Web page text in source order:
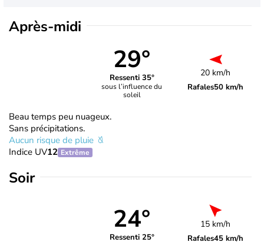
Après-midi
29°
Ressenti 35°
sous l’influence du
soleil
20 km/h
Rafales50 km/h
Beau temps peu nuageux.
Sans précipitations.
Aucun risque de pluie
Indice UV12 Extrême
Soir
24°
Ressenti 25°
15 km/h
Rafales45 km/h